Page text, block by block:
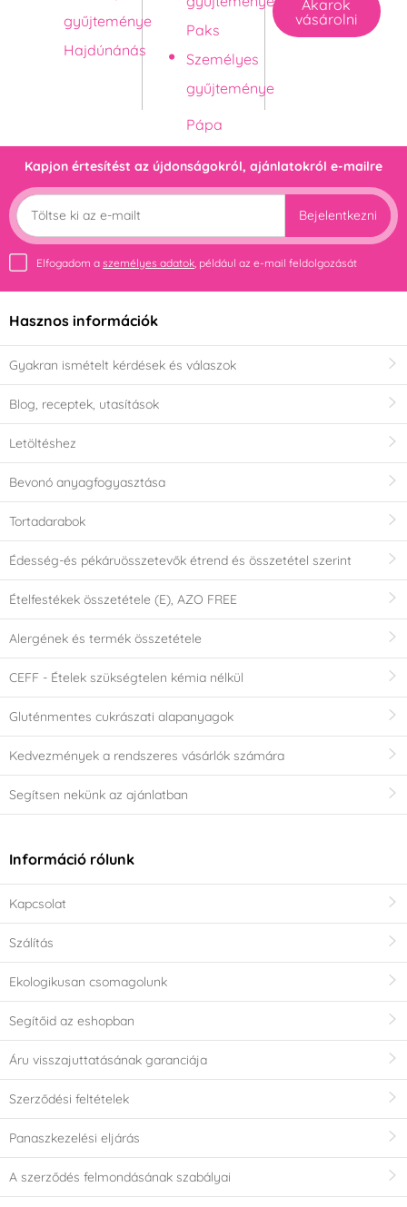
gyűjteménye
Hajdúnánás
Paks
Személyes
gyűjteménye
Akarok
vásárolni
Kapjon értesítést az újdonságokról, ajánlatokról e-mailre
Bejelentkezni
Elfogadom a személyes adatok , például az e-mail feldolgozását
Hasznos információk
Gyakran ismételt kérdések és válaszok
Blog, receptek, utasítások
Letöltéshez
Bevonó anyagfogyasztása
Tortadarabok
Édesség-és pékáruösszetevők étrend és összetétel szerint
Ételfestékek összetétele (E), AZO FREE
Alergének és termék összetétele
CEFF - Ételek szükségtelen kémia nélkül
Gluténmentes cukrászati alapanyagok
Kedvezmények a rendszeres vásárlók számára
Segítsen nekünk az ajánlatban
Információ rólunk
Kapcsolat
Szálítás
Ekologikusan csomagolunk
Segítőid az eshopban
Áru visszajuttatásának garanciája
Szerződési feltételek
Panaszkezelési eljárás
A szerződés felmondásának szabályai